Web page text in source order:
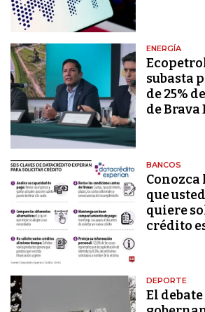
ENERGÍA
subasta
de 25%
de Brava
BANCOS
Conozca
que
quiere
crédito
DEPORTE
El